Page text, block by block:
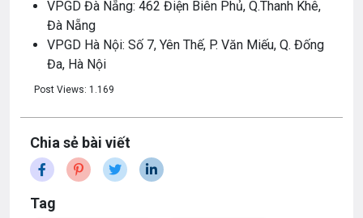
VPGD Đà Nẵng: 462 Điện Biên Phủ, Q.Thanh Khê,
Đà Nẵng
VPGD Hà Nội: Số 7, Yên Thế, P. Văn Miếu, Q. Đống
Đa, Hà Nội
Post Views: 1.169
Chia sẻ bài viết
Tag